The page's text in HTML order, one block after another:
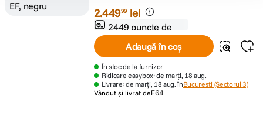
2.44999 lei
2449 puncte de
fidelitate
Adaugă în coș
În stoc de la furnizor
Ridicare easybox: de marți, 18 aug.
Livrare: de marți, 18 aug. înBucuresti (Sectorul 3)
Vândut și livrat deF64